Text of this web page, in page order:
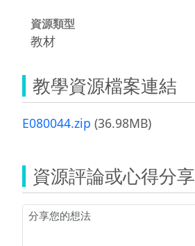
資源類型
教材
教學資源檔案連結
E080044.zip (36.98MB)
資源評論或心得分享